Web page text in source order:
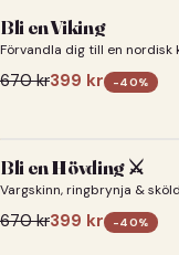
Bli en Viking
Förvandla dig till en nordisk
ett episkt vikingaporträtt.
670kr399 kr -40%
Bli en Hövding ⚔️
Vargskinn, ringbrynja &
som nordisk krigsherre ⚔️
670kr399 kr -40%